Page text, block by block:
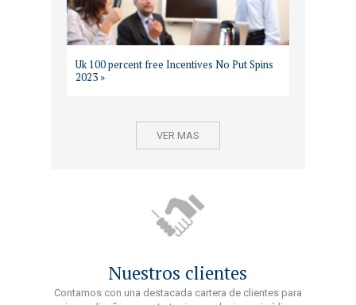
Uk 100 percent free Incentives No Put Spins
2023 »
VER MAS
Nuestros clientes
Contamos con una destacada cartera de clientes para